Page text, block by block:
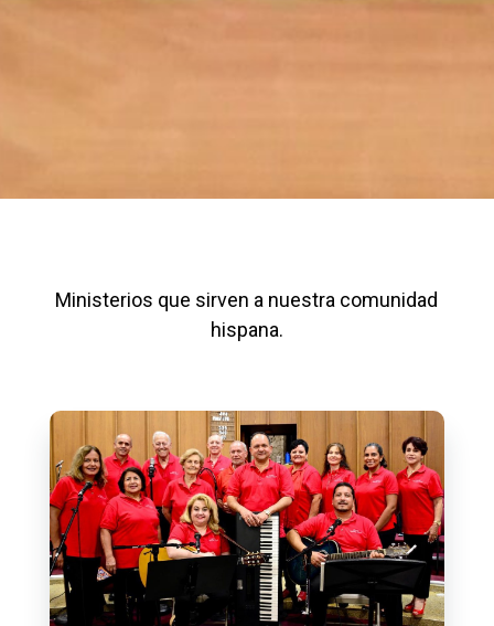
Ministerios que sirven a nuestra comunidad
hispana.